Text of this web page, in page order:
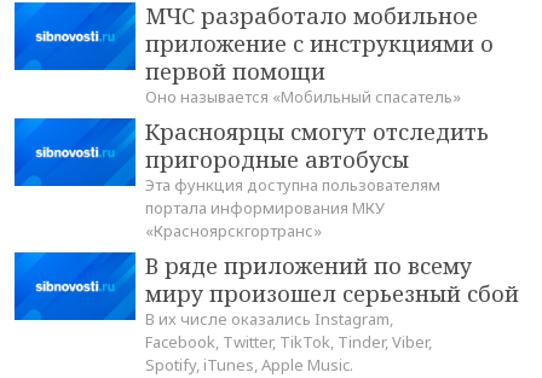
МЧС разработало мобильное
приложение с инструкциями о
первой помощи
Оно называется «Мобильный спасатель»
Красноярцы смогут отследить
пригородные автобусы
Эта функция доступна пользователям
портала информирования МКУ
«Красноярскгортранс»
В ряде приложений по всему
миру произошел серьезный сбой
В их числе оказались Instagram,
Facebook, Twitter, TikTok, Tinder, Viber,
Spotify, iTunes, Apple Music.